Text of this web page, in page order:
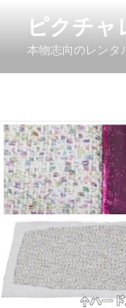
ン
ス
キ
ッ
プ
ピクチ
本物志向のレンタ